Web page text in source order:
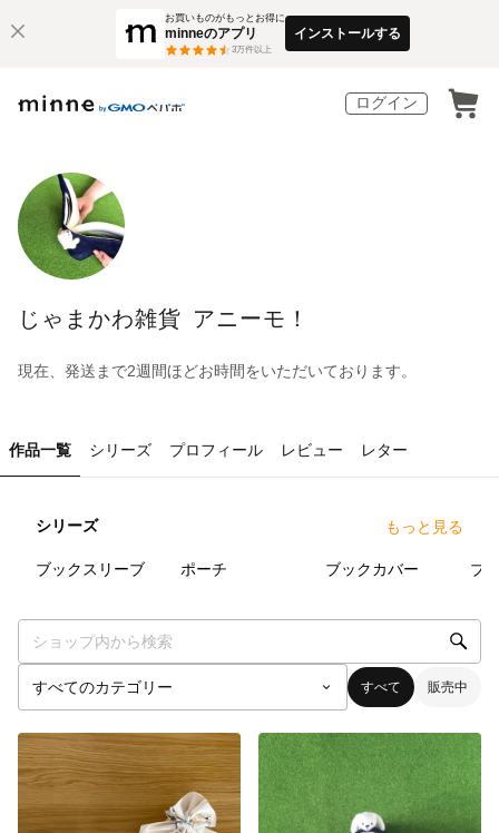
お買いものがもっとお得に
minneのアプリ
3万件以上
インストールする
ログイン
じゃまかわ雑貨 アニーモ！
現在、発送まで2週間ほどお時間をいただいております。
作品一覧 シリーズ プロフィール レビュー レター
シリーズ もっと見る
ブックスリーブ ポーチ ブックカバー
すべて 販売中